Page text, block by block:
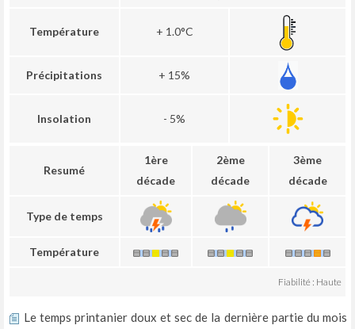
Température + 1.0°C
Précipitations + 15%
Insolation - 5%
Resumé
1ère
décade
2ème
décade
3ème
décade
Type de temps
Température
Fiabilité : Haute
Le temps printanier doux et sec de la dernière partie du mois